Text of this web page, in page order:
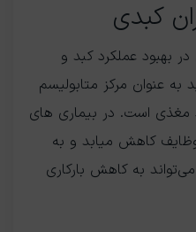
کبدی
بهبود عملکرد کبد و
عنوان مرکز متابولیسم
است. در بیماری های
وظایف کاهش میابد و به
به کاهش بارکاری